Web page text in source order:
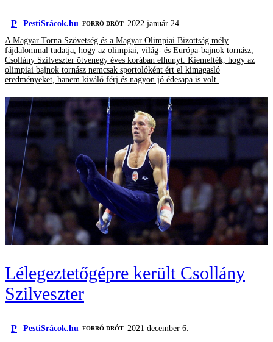
P PestiSrácok.hu FORRÓ DRÓT 2022 január 24.
A Magyar Torna Szövetség és a Magyar Olimpiai Bizottság mély
fájdalommal tudatja, hogy az olimpiai, világ- és Európa-bajnok tornász,
Csollány Szilveszter ötvenegy éves korában elhunyt. Kiemelték, hogy az
olimpiai bajnok tornász nemcsak sportolóként ért el kimagasló
eredményeket, hanem kiváló férj és nagyon jó édesapa is volt.
Lélegeztetőgépre került Csollány
Szilveszter
P PestiSrácok.hu FORRÓ DRÓT 2021 december 6.